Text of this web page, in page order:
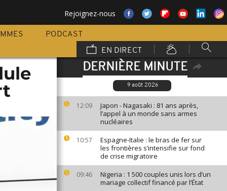
Rejoignez-nous
PODCAST
EN DIRECT
DERNIÈRE MINUTE
9 août 2026
12:09
Japon - Nagasaki : 81 ans après,
l’appel à un monde sans armes
nucléaires
10:57
Espagne-Italie : le bras de fer sur
les frontières s’intensifie sur fond
de crise migratoire
09:46
Nigeria : 1 500 couples unis lors d’un
mariage collectif financé par l’État